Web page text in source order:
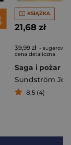
KSIĄŻKA
21,68 zł
39,99 zł -
cena detaliczna
Saga i pożar
8,5 (4)